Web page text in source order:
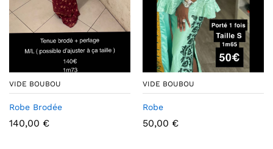
VIDE BOUBOU
Robe Brodée
140,00 €
VIDE BOUBOU
Robe
50,00 €